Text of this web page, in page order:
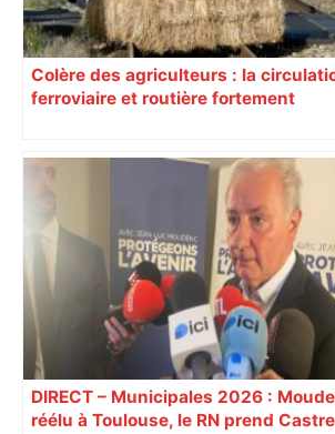
Colère des agriculteurs : la
ferroviaire et routière fortement
DIRECT – Municipales 2026 :
réélu à Toulouse, le RN prend